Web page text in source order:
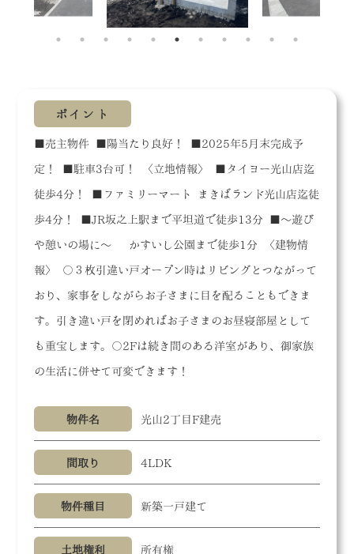
ポイント
■売主物件 ■陽当たり良好！ ■2025年5月末完成予
定！ ■駐車3台可！ 〈立地情報〉 ■タイヨー光山店迄
徒歩4分！ ■ファミリーマート まきばランド光山店迄徒
歩4分！ ■JR坂之上駅まで平坦道で徒歩13分 ■～遊び
や憩いの場に～ かすいし公園まで徒歩1分 〈建物情
報〉 〇３枚引違い戸オープン時はリビングとつながって
おり、家事をしながらお子さまに目を配ることもできま
す。引き違い戸を閉めればお子さまのお昼寝部屋として
も重宝します。〇2Fは続き間のある洋室があり、御家族
の生活に併せて可変できます！
物件名 光山2丁目F建売
間取り 4LDK
物件種目 新築一戸建て
土地権利 所有権